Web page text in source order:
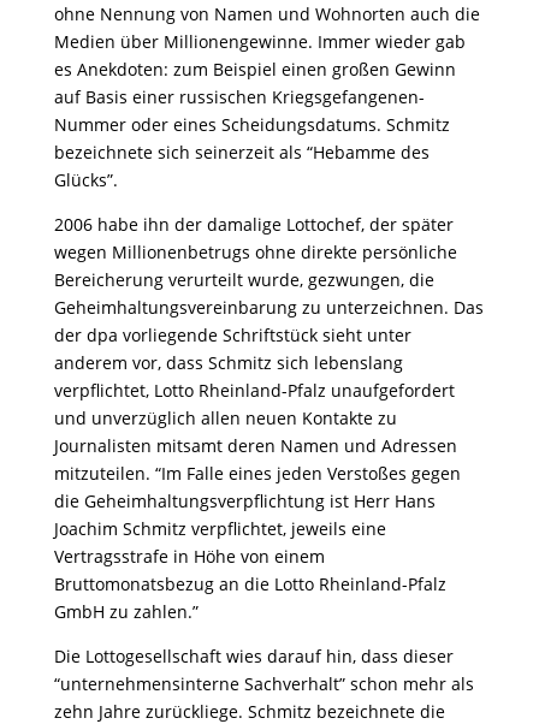
ohne Nennung von Namen und Wohnorten auch die
Medien über Millionengewinne. Immer wieder gab
es Anekdoten: zum Beispiel einen großen Gewinn
auf Basis einer russischen Kriegsgefangenen-
Nummer oder eines Scheidungsdatums. Schmitz
bezeichnete sich seinerzeit als “Hebamme des
Glücks”.
2006 habe ihn der damalige Lottochef, der später
wegen Millionenbetrugs ohne direkte persönliche
Bereicherung verurteilt wurde, gezwungen, die
Geheimhaltungsvereinbarung zu unterzeichnen. Das
der dpa vorliegende Schriftstück sieht unter
anderem vor, dass Schmitz sich lebenslang
verpflichtet, Lotto Rheinland-Pfalz unaufgefordert
und unverzüglich allen neuen Kontakte zu
Journalisten mitsamt deren Namen und Adressen
mitzuteilen. “Im Falle eines jeden Verstoßes gegen
die Geheimhaltungsverpflichtung ist Herr Hans
Joachim Schmitz verpflichtet, jeweils eine
Vertragsstrafe in Höhe von einem
Bruttomonatsbezug an die Lotto Rheinland-Pfalz
GmbH zu zahlen.”
Die Lottogesellschaft wies darauf hin, dass dieser
“unternehmensinterne Sachverhalt” schon mehr als
zehn Jahre zurückliege. Schmitz bezeichnete die